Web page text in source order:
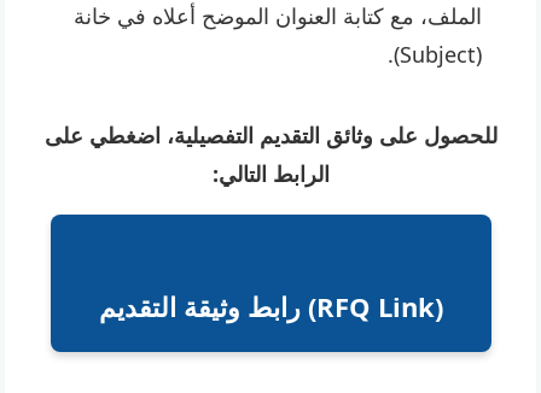
الملف، مع كتابة العنوان الموضح أعلاه في خانة
(Subject).
للحصول على وثائق التقديم التفصيلية، اضغطي على
الرابط التالي:
رابط وثيقة التقديم (RFQ Link)